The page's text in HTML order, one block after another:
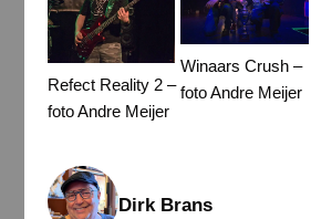
Refect Reality 2 –
foto Andre Meijer
Winaars Crush –
foto Andre Meijer
Dirk Brans